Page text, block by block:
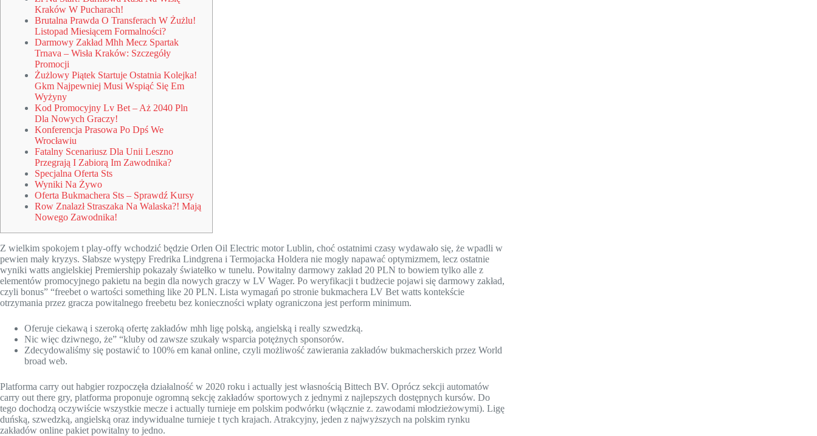
Kraków W Pucharach!
Brutalna Prawda O Transferach W Żużlu!
Listopad Miesiącem Formalności?
Darmowy Zakład Mhh Mecz Spartak
Trnava – Wisła Kraków: Szczegóły
Promocji
Żużlowy Piątek Startuje Ostatnia Kolejka!
Gkm Najpewniej Musi Wspiąć Się Em
Wyżyny
Kod Promocyjny Lv Bet – Aż 2040 Pln
Dla Nowych Graczy!
Konferencja Prasowa Po Dpś We
Wrocławiu
Fatalny Scenariusz Dla Unii Leszno
Przegrają I Zabiorą Im Zawodnika?
Specjalna Oferta Sts
Wyniki Na Żywo
Oferta Bukmachera Sts – Sprawdź Kursy
Row Znalazł Straszaka Na Walaska?! Mają
Nowego Zawodnika!
Z wielkim spokojem t play-offy wchodzić będzie Orlen Oil Electric motor Lublin, choć ostatnimi czasy wydawało się, że wpadli w
pewien mały kryzys. Słabsze występy Fredrika Lindgrena i Termojacka Holdera nie mogły napawać optymizmem, lecz ostatnie
wyniki watts angielskiej Premiership pokazały światełko w tunelu. Powitalny darmowy zakład 20 PLN to bowiem tylko alle z
elementów promocyjnego pakietu na begin dla nowych graczy w LV Wager. Po weryfikacji t budżecie pojawi się darmowy zakład,
czyli bonus” “freebet o wartości something like 20 PLN. Lista wymagań po stronie bukmachera LV Bet watts kontekście
otrzymania przez gracza powitalnego freebetu bez konieczności wpłaty ograniczona jest perform minimum.
Oferuje ciekawą i szeroką ofertę zakładów mhh ligę polską, angielską i really szwedzką.
Nic więc dziwnego, że” “kluby od zawsze szukały wsparcia potężnych sponsorów.
Zdecydowaliśmy się postawić to 100% em kanał online, czyli możliwość zawierania zakładów bukmacherskich przez World
broad web.
Platforma carry out habgier rozpoczęła działalność w 2020 roku i actually jest własnością Bittech BV. Oprócz sekcji automatów
carry out there gry, platforma proponuje ogromną sekcję zakładów sportowych z jednymi z najlepszych dostępnych kursów. Do
tego dochodzą oczywiście wszystkie mecze i actually turnieje em polskim podwórku (włącznie z. zawodami młodzieżowymi). Ligę
duńską, szwedzką, angielską oraz indywidualne turnieje t tych krajach. Atrakcyjny, jeden z najwyższych na polskim rynku
zakładów online pakiet powitalny to jedno.